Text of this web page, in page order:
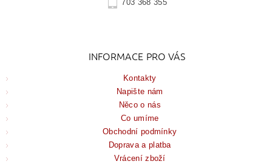
703 368 355
INFORMACE PRO VÁS
Kontakty
Napište nám
Něco o nás
Co umíme
Obchodní podmínky
Doprava a platba
Vrácení zboží